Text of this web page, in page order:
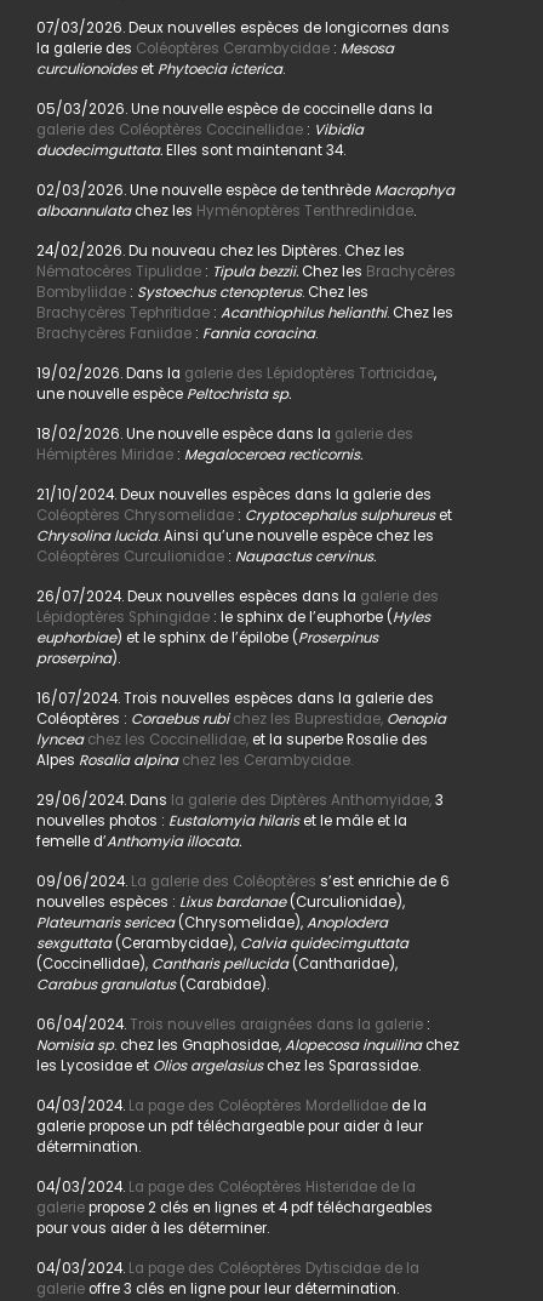
07/03/2026. Deux nouvelles espèces de longicornes dans
la galerie des Coléoptères Cerambycidae: Mesosa
curculionoideset Phytoecia icterica.
05/03/2026. Une nouvelle espèce de coccinelle dans la
galerie des Coléoptères Coccinellidae: Vibidia
duodecimguttata.Elles sont maintenant 34.
02/03/2026. Une nouvelle espèce de tenthrède Macrophya
alboannulatachez les Hyménoptères Tenthredinidae.
24/02/2026. Du nouveau chez les Diptères. Chez les
Nématocères Tipulidae: Tipula bezzii. Chez les Brachycères
Bombyliidae: Systoechus ctenopterus. Chez les
Brachycères Tephritidae: Acanthiophilus helianthi. Chez les
Brachycères Faniidae: Fannia coracina.
19/02/2026. Dans la galerie des Lépidoptères Tortricidae,
une nouvelle espèce Peltochrista sp.
18/02/2026. Une nouvelle espèce dans la galerie des
Hémiptères Miridae: Megaloceroea recticornis.
21/10/2024. Deux nouvelles espèces dans la galerie des
Coléoptères Chrysomelidae: Cryptocephalus sulphureuset
Chrysolina lucida. Ainsi qu’une nouvelle espèce chez les
Coléoptères Curculionidae : Naupactus cervinus.
26/07/2024. Deux nouvelles espèces dans la galerie des
Lépidoptères Sphingidae: le sphinx de l’euphorbe (Hyles
euphorbiae) et le sphinx de l’épilobe (Proserpinus
proserpina).
16/07/2024. Trois nouvelles espèces dans la galerie des
Coléoptères : Coraebus rubi chez les Buprestidae, Oenopia
lyncea chez les Coccinellidae,et la superbe Rosalie des
Alpes Rosalia alpina chez les Cerambycidae.
29/06/2024. Dans la galerie des Diptères Anthomyidae,3
nouvelles photos : Eustalomyia hilariset le mâle et la
femelle d’Anthomyia illocata.
09/06/2024.La galerie des Coléoptères s’est enrichie de 6
nouvelles espèces : Lixus bardanae(Curculionidae),
Plateumaris sericea(Chrysomelidae),Anoplodera
sexguttata(Cerambycidae), Calvia quidecimguttata
(Coccinellidae), Cantharis pellucida(Cantharidae),
Carabus granulatus(Carabidae).
06/04/2024.Trois nouvelles araignées dans la galerie:
Nomisia sp. chez les Gnaphosidae,Alopecosa inquilinachez
les Lycosidae et Olios argelasiuschez les Sparassidae.
04/03/2024. La page des Coléoptères Mordellidaede la
galerie propose un pdf téléchargeable pour aider à leur
détermination.
04/03/2024. La page des Coléoptères Histeridae de la
galeriepropose 2 clés en lignes et 4 pdf téléchargeables
pour vous aider à les déterminer.
04/03/2024. La page des Coléoptères Dytiscidae de la
galerieoffre 3 clés en ligne pour leur détermination.